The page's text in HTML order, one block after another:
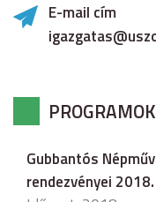
E-mail cím
PROGRAMOK
Gubbantós
rendezvényei 2018.